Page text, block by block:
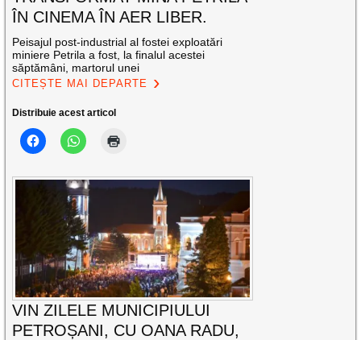
ÎN CINEMA ÎN AER LIBER.
Peisajul post-industrial al fostei exploatări
miniere Petrila a fost, la finalul acestei
săptămâni, martorul unei
CITEȘTE MAI DEPARTE
Distribuie acest articol
VIN ZILELE MUNICIPIULUI
PETROȘANI, CU OANA RADU,